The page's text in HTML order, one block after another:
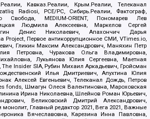
Кавказ.Реалии, Крым.Реалии, Телеканал
Radiosi, PCE/PC, Сибирь.Реалии, Фактограф,
Свобода, MEDIUM-ORIENT, Пономарев Лев
Людмила Алексеевна, Маркелов Сергей
Денис Николаевич, Апахончич Дарья
Project, Первое антикоррупционное СМИ, VTimes.io,
Гликин Максим Александрович, Маняхин Петр
Петровна, Чуракова Ольга Владимировна,
Лукьянова Юлия Сергеевна, Маетная
The Insider SIA, Рубин Михаил Аркадьевич, Гройсман
Илья Дмитриевич, Апухтина Юлия
Алексей Евгеньевич, Телеканал Дождь, Петров
fonds, Шмагун Олеся Валентиновна, Мароховская
Ирина Николаевна, Шлейнов Роман Юрьевич,
Великовский Дмитрий Александрович,
монолит, Главный редактор 2021, Вега 2021, Важные
Вячеславовна, Карезина Инна Павловна,